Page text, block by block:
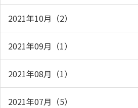
2021年10月（2）
2021年09月（1）
2021年08月（1）
2021年07月（5）